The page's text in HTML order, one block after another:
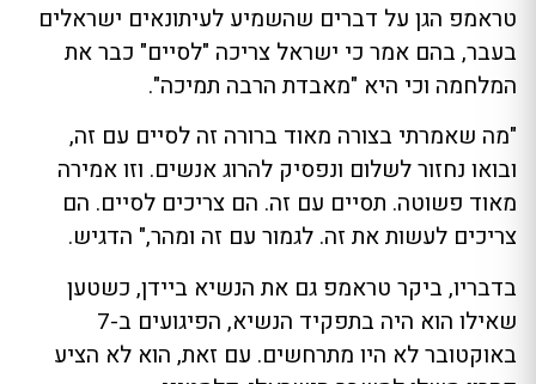
טראמפ הגן על דברים שהשמיע לעיתונאים ישראלים
בעבר, בהם אמר כי ישראל צריכה "לסיים" כבר את
המלחמה וכי היא "מאבדת הרבה תמיכה".
"מה שאמרתי בצורה מאוד ברורה זה לסיים עם זה,
ובואו נחזור לשלום ונפסיק להרוג אנשים. וזו אמירה
מאוד פשוטה. תסיים עם זה. הם צריכים לסיים. הם
צריכים לעשות את זה. לגמור עם זה ומהר," הדגיש.
בדבריו, ביקר טראמפ גם את הנשיא ביידן, כשטען
שאילו הוא היה בתפקיד הנשיא, הפיגועים ב-7
באוקטובר לא היו מתרחשים. עם זאת, הוא לא הציע